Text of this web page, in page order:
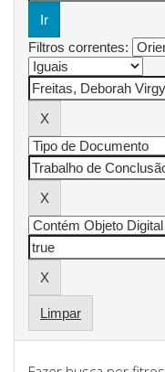
Filtros correntes:
Limpar